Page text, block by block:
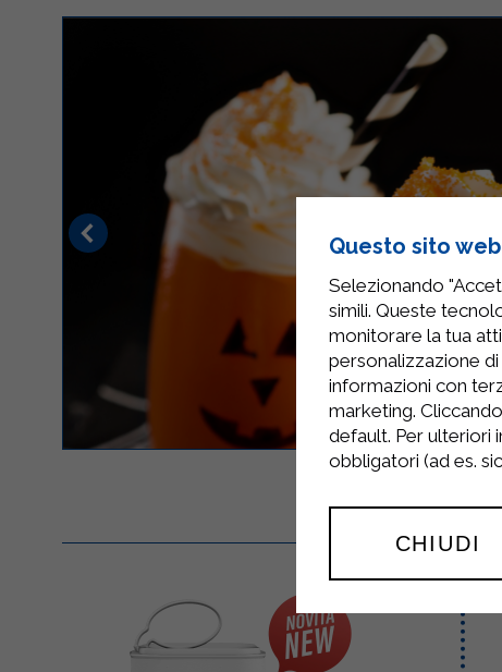
Questo sito
Selezionando
simili. Queste
monitorare la tua
personalizzazione
informazioni con
marketing.
default. Per ulteriori
obbligatori (ad es.
CHIUDI